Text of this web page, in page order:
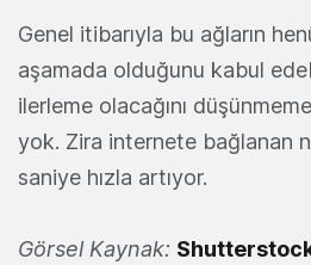
Genel itibarıyla bu ağların
aşamada olduğunu kabul
ilerleme olacağını
yok. Zira internete bağlanan
saniye hızla artıyor.
Görsel Kaynak: